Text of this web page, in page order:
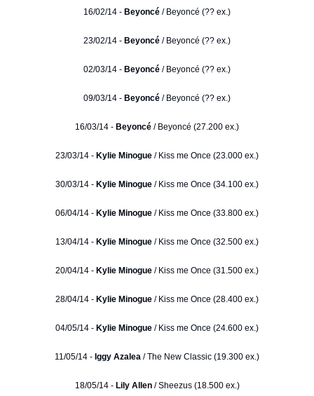
16/02/14 - Beyoncé / Beyoncé (?? ex.)
23/02/14 - Beyoncé / Beyoncé (?? ex.)
02/03/14 - Beyoncé / Beyoncé (?? ex.)
09/03/14 - Beyoncé / Beyoncé (?? ex.)
16/03/14 - Beyoncé / Beyoncé (27.200 ex.)
23/03/14 - Kylie Minogue / Kiss me Once (23.000 ex.)
30/03/14 - Kylie Minogue / Kiss me Once (34.100 ex.)
06/04/14 - Kylie Minogue / Kiss me Once (33.800 ex.)
13/04/14 - Kylie Minogue / Kiss me Once (32.500 ex.)
20/04/14 - Kylie Minogue / Kiss me Once (31.500 ex.)
28/04/14 - Kylie Minogue / Kiss me Once (28.400 ex.)
04/05/14 - Kylie Minogue / Kiss me Once (24.600 ex.)
11/05/14 - Iggy Azalea / The New Classic (19.300 ex.)
18/05/14 - Lily Allen/ Sheezus (18.500 ex.)